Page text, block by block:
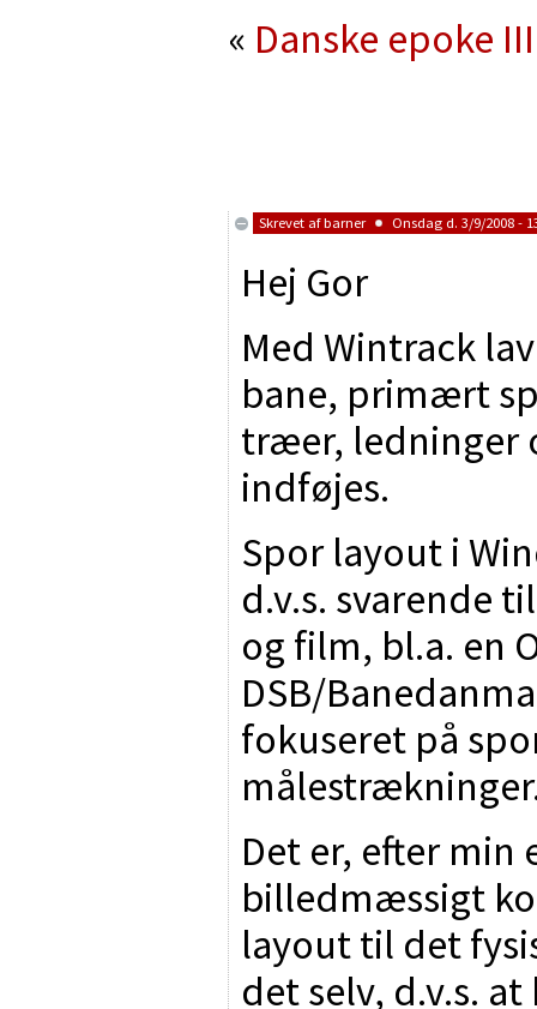
« Danske epoke
Skrevet afbarner Onsdag d. 3/9/2008 -
Hej Gor
Med Wintrack
bane, primært
træer, ledninger
indføjes.
Spor layout i
d.v.s. svarende
og film, bl.a. en
DSB/
fokuseret på
Det er, efter
billedmæssigt
layout til det
det selv, d.v.s.